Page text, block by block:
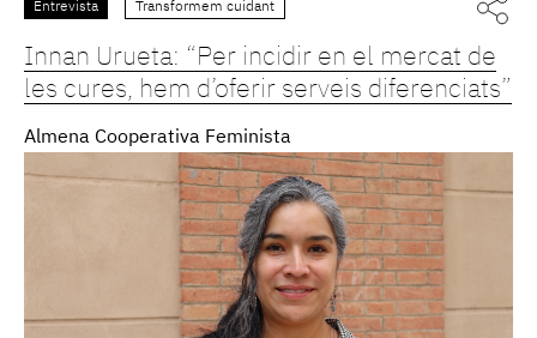
Entrevista Transformem cuidant
Innan Urueta: “Per incidir en el mercat de
les cures, hem d’oferir serveis diferenciats”
Almena Cooperativa Feminista